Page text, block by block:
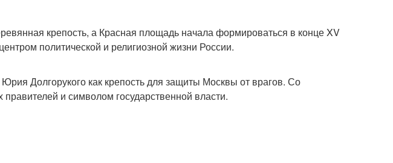
крепость, а Красная площадь начала формироваться в конце XV
политической и религиозной жизни России.
Долгорукого как крепость для защиты Москвы от врагов. Со
и символом государственной власти.